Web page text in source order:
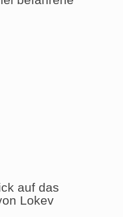
auf das
Lokev